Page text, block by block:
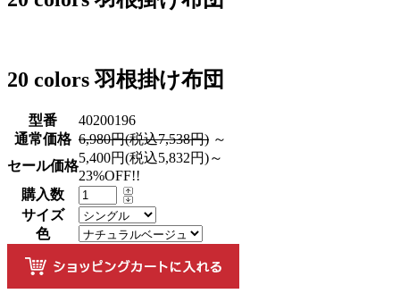
20 colors 羽根掛け布団
型番
40200196
通常価格 6,980円(税込7,538円) ～
セール価格
5,400円(税込5,832円)～
23%OFF!!
購入数
サイズ
色